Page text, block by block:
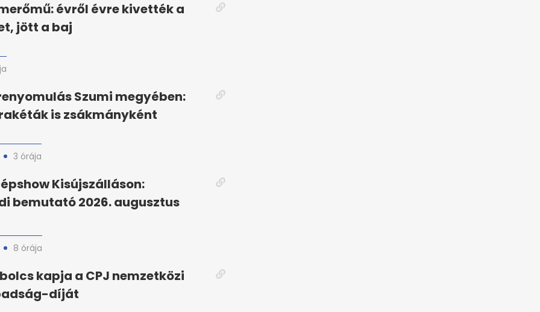
évről évre kivették a
jött a baj
Szumi megyében:
is zsákmányként
3 órája
Kisújszálláson:
bemutató 2026. augusztus
8 órája
kapja a CPJ nemzetközi
díját